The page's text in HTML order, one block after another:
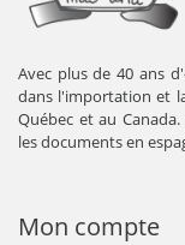
Avec plus de 40 ans
dans l'importation et
Québec et au
les documents en
Mon compte